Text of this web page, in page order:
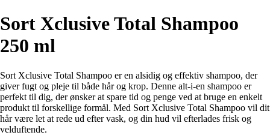
Sort Xclusive Total Shampoo
250 ml
Sort Xclusive Total Shampoo er en alsidig og effektiv shampoo, der
giver fugt og pleje til både hår og krop. Denne alt-i-en shampoo er
perfekt til dig, der ønsker at spare tid og penge ved at bruge en enkelt
produkt til forskellige formål. Med Sort Xclusive Total Shampoo vil dit
hår være let at rede ud efter vask, og din hud vil efterlades frisk og
velduftende.